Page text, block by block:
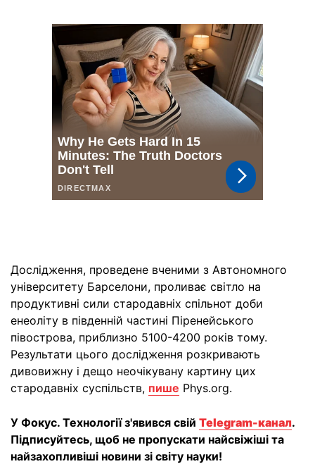
Дослідження, проведене вченими з Автономного
університету Барселони, проливає світло на
продуктивні сили стародавніх спільнот доби
енеоліту в південній частині Піренейського
півострова, приблизно 5100-4200 років тому.
Результати цього дослідження розкривають
дивовижну і дещо неочікувану картину цих
стародавніх суспільств, пише Phys.org.
У Фокус. Технології з'явився свій Telegram-канал.
Підписуйтесь, щоб не пропускати найсвіжіші та
найзахопливіші новини зі світу науки!